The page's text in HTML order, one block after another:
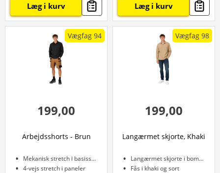
Læg i kurv Læg i kurv
Vægfag 94
199,00
Arbejdsshorts - Brun
Mekanisk stretch i basisstof
4-vejs stretch i paneler
Vægfag 98
199,00
Langærmet skjorte, Khaki
Langærmet skjorte i bomuld
Fås i khaki og sort